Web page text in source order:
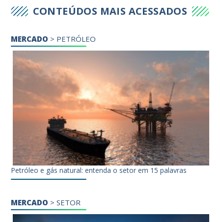
CONTEÚDOS MAIS ACESSADOS
MERCADO > PETRÓLEO
Petróleo e gás natural: entenda o setor em 15 palavras
MERCADO >SETOR